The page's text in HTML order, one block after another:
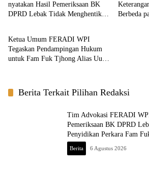
nyatakan Hasil Pemeriksaan BK
DPRD Lebak Tidak Menghentikan
Berbeda
Berita
Ketua Umum FERADI WPI
Tegaskan Pendampingan Hukum
untuk Fam Fuk Tjhong Alias Uun
BK Berita Terkait Pilihan Redaksi
Tim Advokasi FERADI
Pemeriksaan BK DPRD
Penyidikan Perkara Fam
Uun
Berita 6 Agustus 2026